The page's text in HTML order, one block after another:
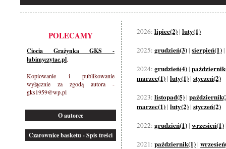
POLECAMY
Ciocia Grażynka GKS -
lubimyczytac.pl.
Kopiowanie i publikowanie
wyłącznie za zgodą autora -
gks1959@wp.pl
O autorce
Czarownice basketu - Spis treści
2026: lipiec(2) | luty(1)
2025: grudzień(3) | sierpień(1) |
2024: grudzień(4) |
marzec(1) | luty(1) | styczeń(2)
2023: listopad(5) |
marzec(1) | luty(2) | styczeń(2)
2022: grudzień(1) | wrzesień(1)
2021: październik(1) |